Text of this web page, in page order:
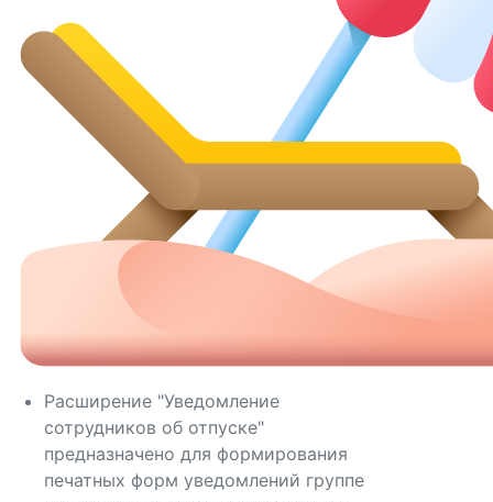
Расширение "Уведомление
сотрудников об отпуске"
предназначено для формирования
печатных форм уведомлений группе